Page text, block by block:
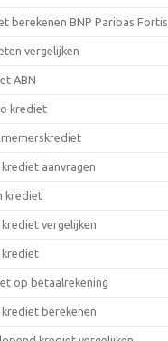
berekenen BNP Paribas Fortis
vergelijken
ABN
krediet
krediet aanvragen
krediet
krediet vergelijken
krediet
op betaalrekening
krediet berekenen